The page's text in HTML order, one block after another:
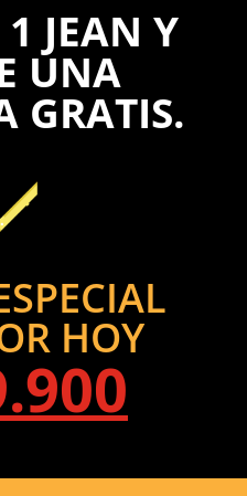
JEAN Y
UNA
GRATIS.
HOY